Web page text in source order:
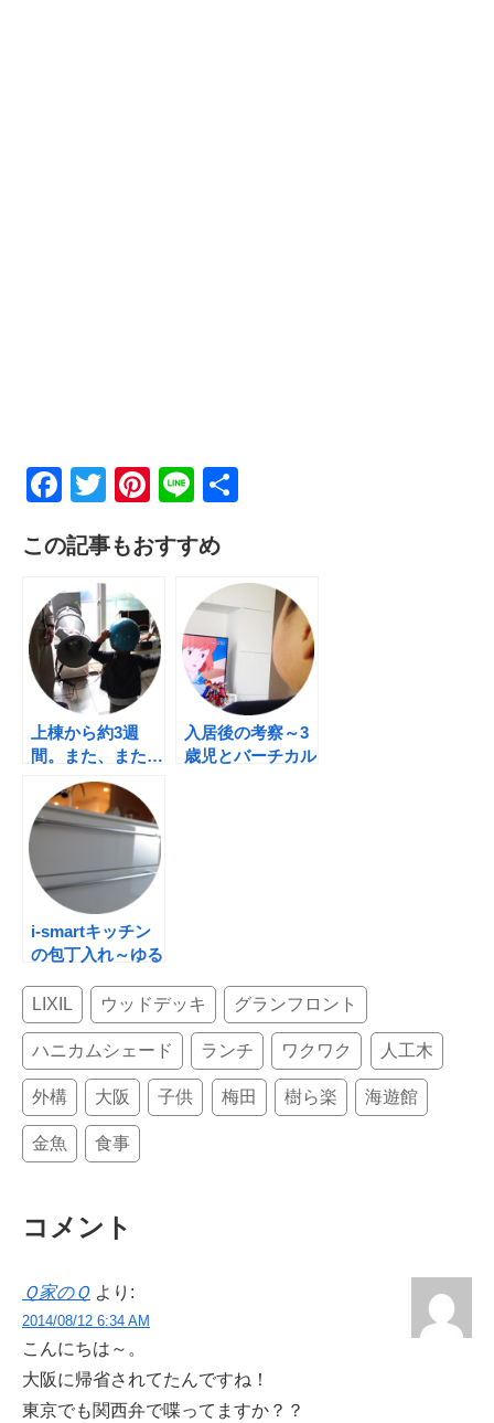
F
c
e
b
o
o
k
T
tt
er
Pi
er
st
Li
e
この記事もおすすめ
上棟から約3週
間。また、また…
入居後の考察～3
歳児とバーチカル
i-smartキッチン
の包丁入れ～ゆる
イルドロック
LIXIL ウッドデッキ グランフロント
ハニカムシェード ランチ ワクワク 人工木
外構 大阪 子供 梅田 樹ら楽 海遊館
金魚 食事
コメント
Ｑ家のＱ より:
2014/08/12 6:34 AM
こんにちは～。
大阪に帰省されてたんですね！
東京でも関西弁で喋ってますか？？